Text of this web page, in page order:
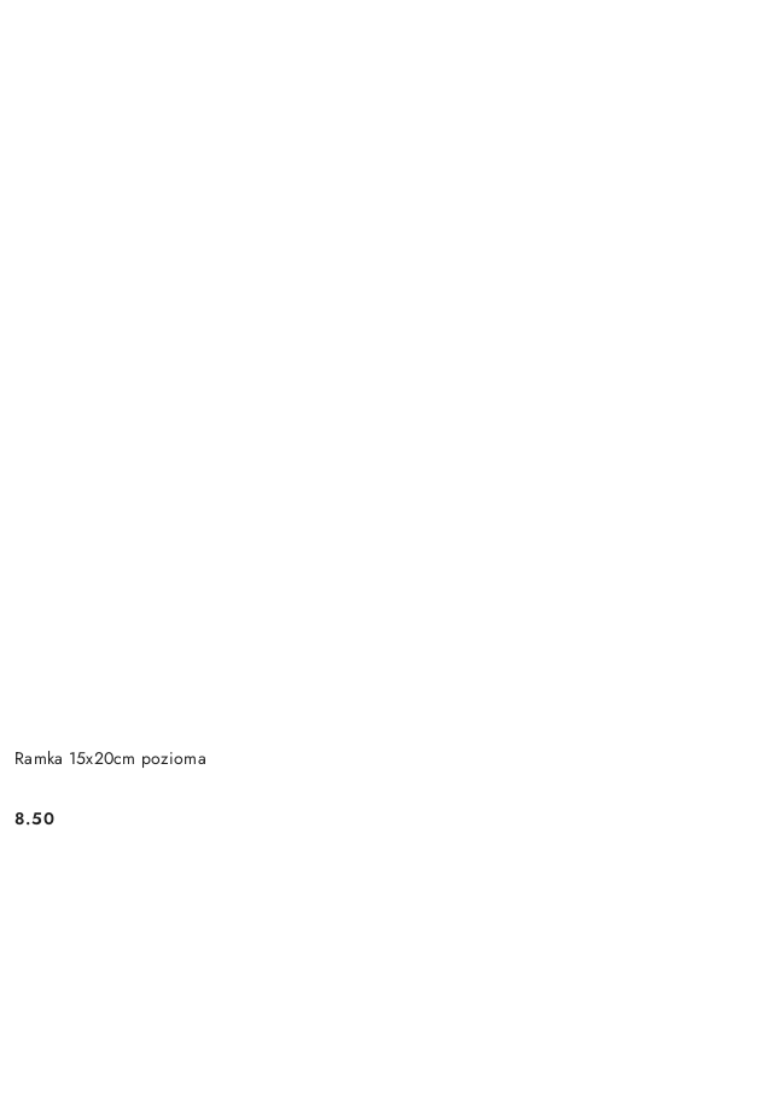
Ramka 15x20cm pozioma
Cena:
8.50